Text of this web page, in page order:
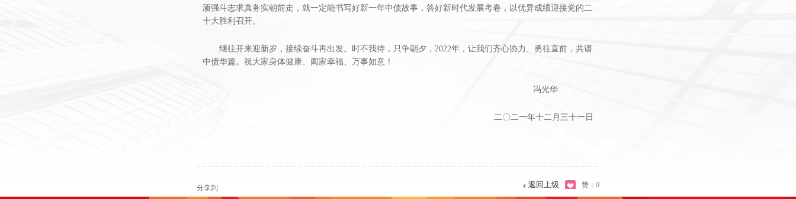
顽强斗志求真务实朝前走，就一定能书写好新一年中债故事，答好新时代发展考卷，以优异成绩迎接党的二
十大胜利召开。
继往开来迎新岁，接续奋斗再出发。时不我待，只争朝夕，2022年，让我们齐心协力、勇往直前，共谱
中债华篇。祝大家身体健康、阖家幸福、万事如意！
冯光华
二〇二一年十二月三十一日
分享到: 返回上级 赞： 0